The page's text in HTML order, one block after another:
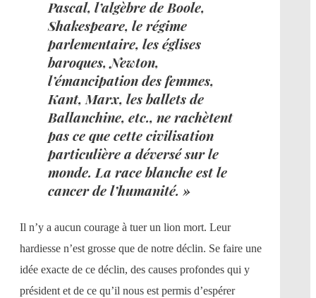
Pascal, l’algèbre de Boole,
Shakespeare, le régime
parlementaire, les églises
baroques, Newton,
l’émancipation des femmes,
Kant, Marx, les ballets de
Ballanchine, etc., ne rachètent
pas ce que cette civilisation
particulière a déversé sur le
monde. La race blanche est le
cancer de l’humanité. »
Il n’y a aucun courage à tuer un lion mort. Leur
hardiesse n’est grosse que de notre déclin. Se faire une
idée exacte de ce déclin, des causes profondes qui y
président et de ce qu’il nous est permis d’espérer